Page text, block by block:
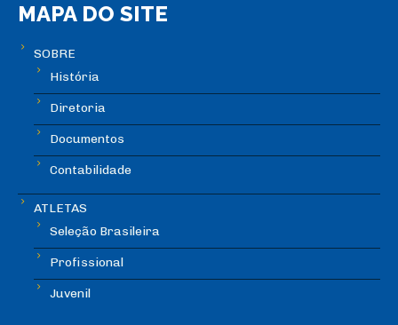
MAPA DO SITE
SOBRE
História
Diretoria
Documentos
Contabilidade
ATLETAS
Seleção Brasileira
Profissional
Juvenil